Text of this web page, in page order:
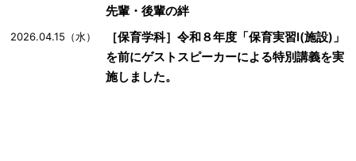
先輩・後輩の絆
2026.04.15（水）
［保育学科］令和８年度「保育実習Ⅰ(施設)」
を前にゲストスピーカーによる特別講義を実
施しました。